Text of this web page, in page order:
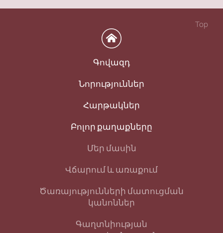
Top
Գովազդ
Նորություններ
Հարթակներ
Բոլոր քաղաքները
Մեր մասին
Վճարում և առաքում
Ծառայությունների մատուցման
կանոններ
Գաղտնիության